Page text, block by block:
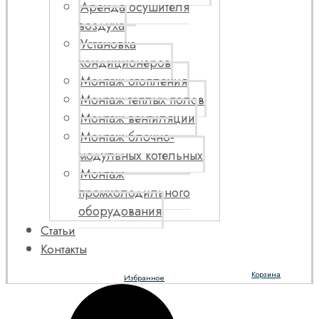
Аренда осушителя
воздуха
Установка
кондиционеров
Монтаж отопления
Монтаж теплых полов
Монтаж вентиляции
Монтаж блочно-
модульных котельных
Монтаж
промхолодильного
оборудования
Статьи
Контакты
Корзина
Избранное